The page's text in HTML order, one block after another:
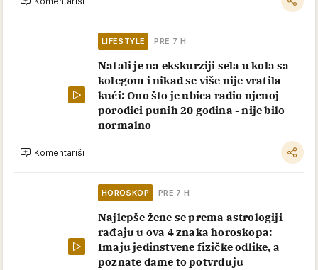
LIFESTYLE PRE 7 H
Natali je na ekskurziji sela u kola sa
kolegom i nikad se više nije vratila
kući: Ono što je ubica radio njenoj
porodici punih 20 godina - nije bilo
normalno
Komentariši
HOROSKOP PRE 7 H
Najlepše žene se prema astrologiji
rađaju u ova 4 znaka horoskopa:
Imaju jedinstvene fizičke odlike, a
poznate dame to potvrđuju